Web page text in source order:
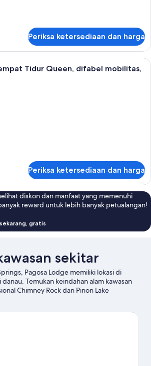
Periksa ketersediaan dan harga
Kamar Standar, 2 Tempat Tidur
Tidur Queen, difabel mobilitas,
Periksa ketersediaan dan harga
diskon dan manfaat yang memenuhi
reward untuk lebih banyak petualangan!
gratis
sekitar
Pagosa Lodge memiliki lokasi di
Temukan keindahan alam kawasan
Chimney Rock dan Pinon Lake
sejumlah objek wisata budaya yang ada,
menjelajahi aktivitas di area ini,